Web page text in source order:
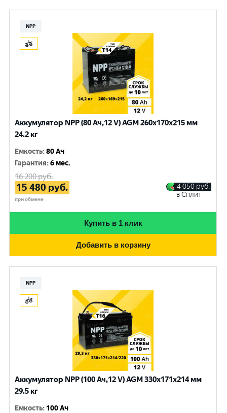
NPP
Аккумулятор NPP (80 Ач,12 V) AGM 260x170x215 мм
24.2 кг
Емкость:80 Ач
Гарантия:6 мес.
16 200руб.
15 480 руб.
при обмене
4 050 руб.
в Сплит
Купить в 1 клик
Добавить в корзину
NPP
Аккумулятор NPP (100 Ач,12 V) AGM 330x171x214 мм
29.5 кг
Емкость: 100 Ач